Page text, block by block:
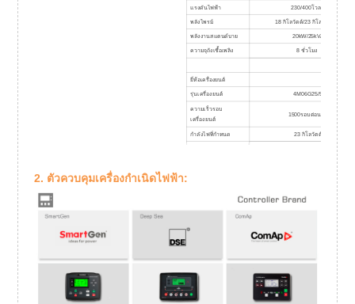
แรงดันไฟฟ้า 230/400โวลต์
พลังไพรม์ 18 กิโลวัตต์/23 กิโลวัตต์วีเอ
พลังงานสแตนด์บาย 20kW/25kVA
ความจุถังเชื้อเพลิง 8 ชั่วโมง
ยี่ห้อเครื่องยนต์
รุ่นเครื่องยนต์ 4M06G25/5
ความเร็วรอบ
เครื่องยนต์
1500รอบต่อนาที
กำลังไฟที่กำหนด 23 กิโลวัตต์
อัตราสิ้นเป
โคเทน/เลอ
2. ตัวควบคุมเครื่องกำเนิดไฟฟ้า: